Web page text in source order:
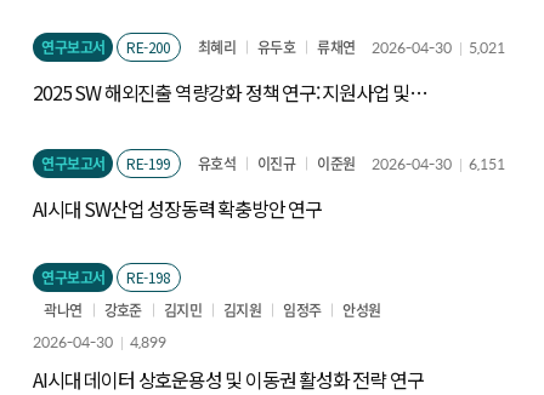
연구보고서 RE-200 최혜리 유두호 류채연 2026-04-30 5,021
2025 SW 해외진출 역량강화 정책 연구: 지원사업 및
연구보고서 RE-199 유호석 이진규 이준원 2026-04-30 6,151
AI시대 SW산업 성장동력 확충방안 연구
연구보고서 RE-198
곽나연 강호준 김지민 김지원 임정주
안성원
2026-04-30
4,899
AI시대 데이터 상호운용성 및 이동권 활성화 전략 연구